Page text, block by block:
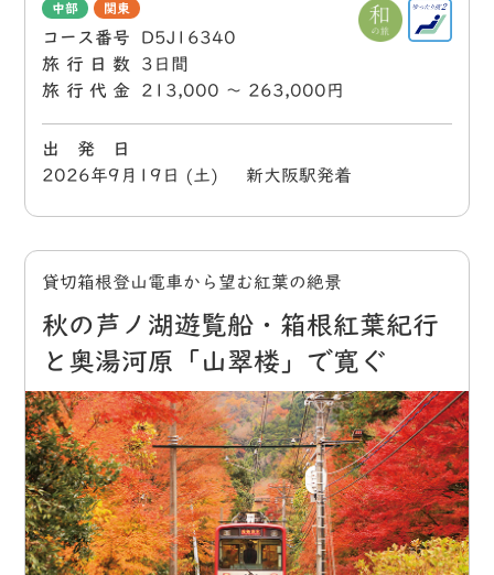
中部 関東
コース番号
D5J16340
旅行日数
3日間
旅行代金
213,000 〜 263,000円
出 発 日
2026年9月19日 (土) 新大阪駅発着
貸切箱根登山電車から望む紅葉の絶景
秋の芦ノ湖遊覧船・箱根紅葉紀行
と奥湯河原「山翠楼」で寛ぐ